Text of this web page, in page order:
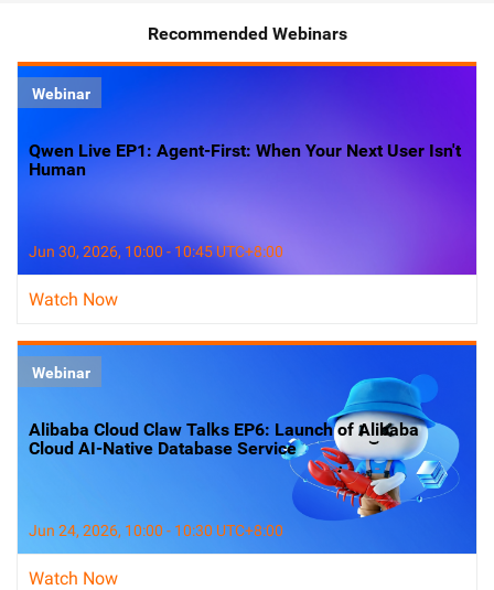
Recommended Webinars
Webinar
Qwen Live EP1: Agent-First: When Your Next User Isn't
Human
Jun 30, 2026, 10:00 - 10:45 UTC+8:00
Watch Now
Webinar
Alibaba Cloud Claw Talks EP6: Launch of Alibaba
Cloud AI-Native Database Service
Jun 24, 2026, 10:00 - 10:30 UTC+8:00
Watch Now